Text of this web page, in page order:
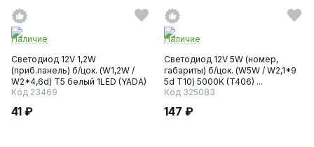
Наличие
Светодиод 12V 1,2W
(приб.панель) б/цок. (W1,2W /
W2*4,6d) T5 белый 1LED (YADA)
Код 23469
41 ₽
Наличие
Светодиод 12V 5W (номер,
габариты) б/цок. (W5W / W2,1*9
5d T10) 5000K (T406) ...
Код 325083
147 ₽